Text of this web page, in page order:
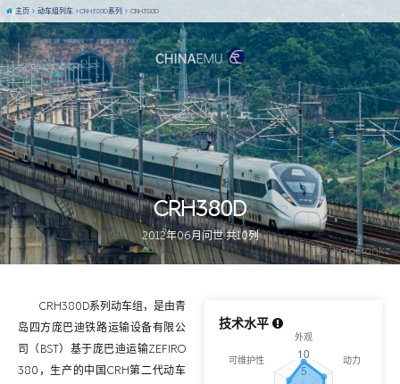
图 / KoloFrankz
CRH380D
2012年06月问世 共10列
主页 动车组列车 CRH380D系列 CRH380D
技术水平
CRH380D系列动车组，是由青
岛四方庞巴迪铁路运输设备有限公
司（BST）基于庞巴迪运输ZEFIRO
380，生产的中国CRH第二代动车